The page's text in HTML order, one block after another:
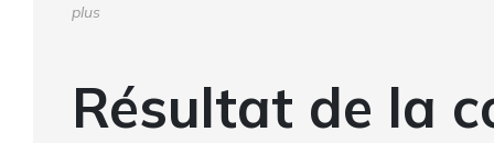
plus
Résultat de la